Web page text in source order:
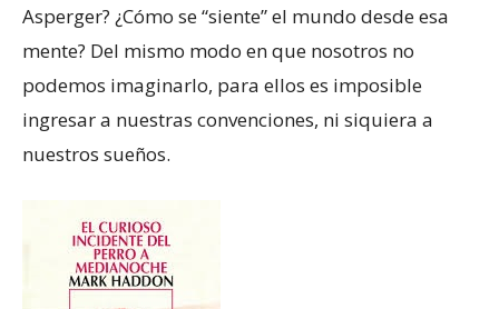
Asperger? ¿Cómo se “siente” el mundo desde esa
mente? Del mismo modo en que nosotros no
podemos imaginarlo, para ellos es imposible
ingresar a nuestras convenciones, ni siquiera a
nuestros sueños.